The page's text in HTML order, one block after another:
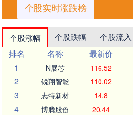
个股实时涨跌榜
个股涨幅 个股跌幅 个股流入
排名
名称 最新价
1
N展芯 116.52
2 锐翔智能 110.02
3 志特新材 14.8
4 博腾股份 20.44